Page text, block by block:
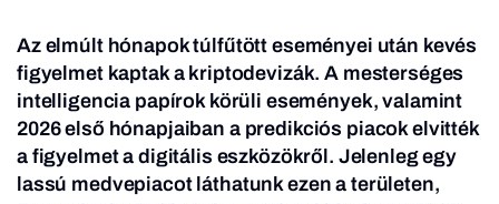
Az elmúlt hónapok túlfűtött eseményei után kevés
figyelmet kaptak a kriptodevizák. A mesterséges
intelligencia papírok körüli események, valamint
2026 első hónapjaiban a predikciós piacok elvitték
a figyelmet a digitális eszközökről. Jelenleg egy
lassú medvepiacot láthatunk ezen a területen,